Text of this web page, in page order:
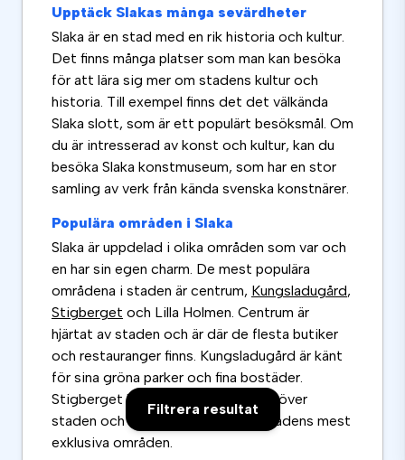
Filtrera resultat
Upptäck Slakas många sevärdheter
Slaka är en stad med en rik historia och kultur.
Det finns många platser som man kan besöka
för att lära sig mer om stadens kultur och
historia. Till exempel finns det det välkända
Slaka slott, som är ett populärt besöksmål. Om
du är intresserad av konst och kultur, kan du
besöka Slaka konstmuseum, som har en stor
samling av verk från kända svenska konstnärer.
Populära områden i Slaka
Slaka är uppdelad i olika områden som var och
en har sin egen charm. De mest populära
områdena i staden är centrum, Kungsladugård,
Stigberget och Lilla Holmen. Centrum är
hjärtat av staden och är där de flesta butiker
och restauranger finns. Kungsladugård är känt
för sina gröna parker och fina bostäder.
Stigberget har en fantastisk utsikt över
staden och Lilla Holmen är en av stadens mest
exklusiva områden.